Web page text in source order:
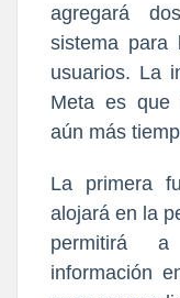
agregará
sistema para
usuarios. La
Meta es que
aún más
La primera
alojará en la
permitirá
información